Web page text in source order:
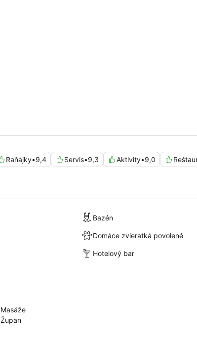
Raňajky•9,4 Servis•9,3 Aktivity•9,0
Bazén
Domáce zvieratká povolené
Hotelový bar
Masáže
Župan